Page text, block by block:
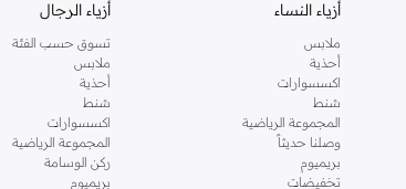
أزياء النساء
ملابس
أحذية
اكسسوارات
شنط
المجموعة الرياضية
وصلنا حديثاً
بريميوم
تخفيضات
أزياء الرجال
تسوق حسب الفئة
ملابس
أحذية
شنط
اكسسوارات
المجموعة الرياضية
ركن الوسامة
بريميوم